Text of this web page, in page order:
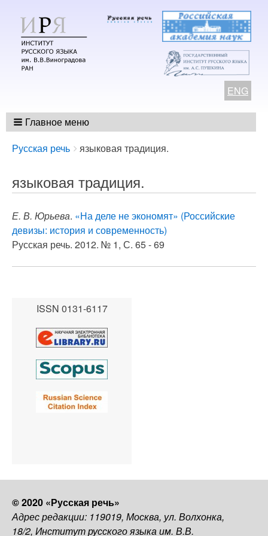
ENG
Главное меню
Breadcrumbs
You
here:
Русская речь языковая традиция.
языковая традиция.
Е. В. Юрьева. «На деле не экономят» (Российские
девизы: история и современность)
Русская речь. 2012. № 1, С. 65 - 69
ISSN 0131-6117
© 2020 «Русская речь»
Адрес редакции: 119019, Москва, ул. Волхонка,
18/2, Институт русского языка им. В.В.